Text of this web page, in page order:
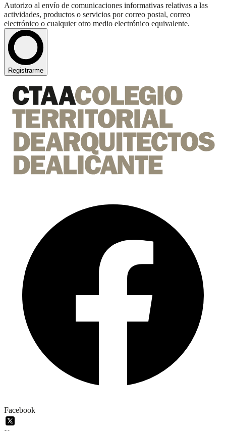
Autorizo al envío de comunicaciones informativas relativas a las
actividades, productos o servicios por correo postal, correo
electrónico o cualquier otro medio electrónico equivalente.
Registrarme
Facebook